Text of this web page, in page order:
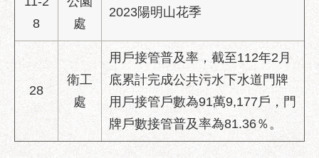
治
園
地
便
8
處
2023陽明山花季
28
衛工
處
用戶接管普及率，截至112年2月
底累計完成公共污水下水道門牌
用戶接管戶數為91萬9,177戶，門
牌戶數接管普及率為81.36％。